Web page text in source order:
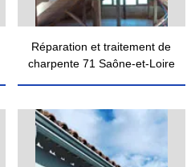
Réparation et traitement de
charpente 71 Saône-et-Loire